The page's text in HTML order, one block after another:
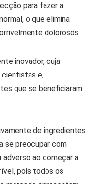
para fazer a
o que elimina
dolorosos.
inovador, cuja
cientistas e,
que se beneficiaram
de ingredientes
se preocupar com
ao começar a
pois todos os